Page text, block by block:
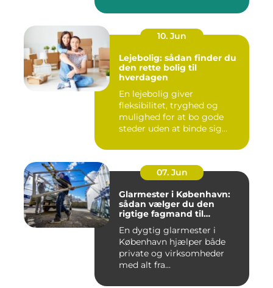
10. Jun
Lejebolig: sådan finder du
den rette bolig til
hverdagen
En lejebolig giver
fleksibilitet, tryghed og
mulighed for at bo gode
steder uden at binde sig
07. Jun
Glarmester i København:
sådan vælger du den
rigtige fagmand til
En dygtig glarmester i
København hjælper både
private og virksomheder
med alt fra...